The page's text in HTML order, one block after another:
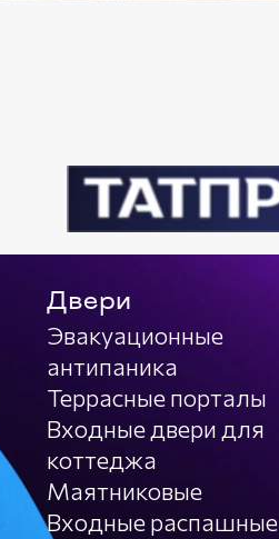
Двери
Эвакуационные
антипаника
Террасные порталы
Входные двери для
коттеджа
Маятниковые
Входные распашные